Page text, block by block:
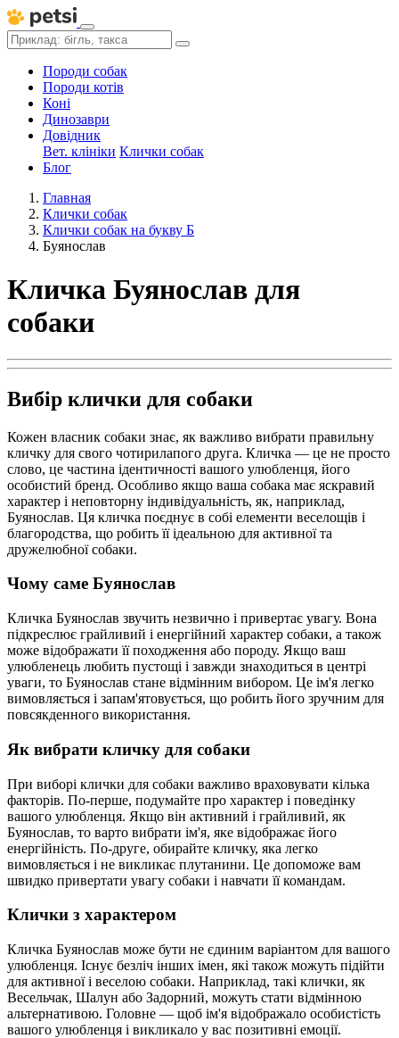
Породи собак
Породи котів
Коні
Динозаври
Довідник
Вет. клініки Клички собак
Блог
Главная
Клички собак
Клички собак на букву Б
Буянослав
Кличка Буянослав для
собаки
Вибір клички для собаки
Кожен власник собаки знає, як важливо вибрати правильну
кличку для свого чотирилапого друга. Кличка — це не просто
слово, це частина ідентичності вашого улюбленця, його
особистий бренд. Особливо якщо ваша собака має яскравий
характер і неповторну індивідуальність, як, наприклад,
Буянослав. Ця кличка поєднує в собі елементи веселощів і
благородства, що робить її ідеальною для активної та
дружелюбної собаки.
Чому саме Буянослав
Кличка Буянослав звучить незвично і привертає увагу. Вона
підкреслює грайливий і енергійний характер собаки, а також
може відображати її походження або породу. Якщо ваш
улюбленець любить пустощі і завжди знаходиться в центрі
уваги, то Буянослав стане відмінним вибором. Це ім'я легко
вимовляється і запам'ятовується, що робить його зручним для
повсякденного використання.
Як вибрати кличку для собаки
При виборі клички для собаки важливо враховувати кілька
факторів. По-перше, подумайте про характер і поведінку
вашого улюбленця. Якщо він активний і грайливий, як
Буянослав, то варто вибрати ім'я, яке відображає його
енергійність. По-друге, обирайте кличку, яка легко
вимовляється і не викликає плутанини. Це допоможе вам
швидко привертати увагу собаки і навчати її командам.
Клички з характером
Кличка Буянослав може бути не єдиним варіантом для вашого
улюбленця. Існує безліч інших імен, які також можуть підійти
для активної і веселою собаки. Наприклад, такі клички, як
Весельчак, Шалун або Задорний, можуть стати відмінною
альтернативою. Головне — щоб ім'я відображало особистість
вашого улюбленця і викликало у вас позитивні емоції.